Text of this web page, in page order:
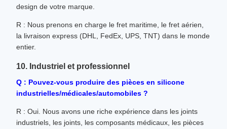
design de votre marque.
R : Nous prenons en charge le fret maritime, le fret aérien,
la livraison express (DHL, FedEx, UPS, TNT) dans le monde
entier.
10. Industriel et professionnel
Q : Pouvez-vous produire des pièces en silicone
industrielles/médicales/automobiles ?
R : Oui. Nous avons une riche expérience dans les joints
industriels, les joints, les composants médicaux, les pièces